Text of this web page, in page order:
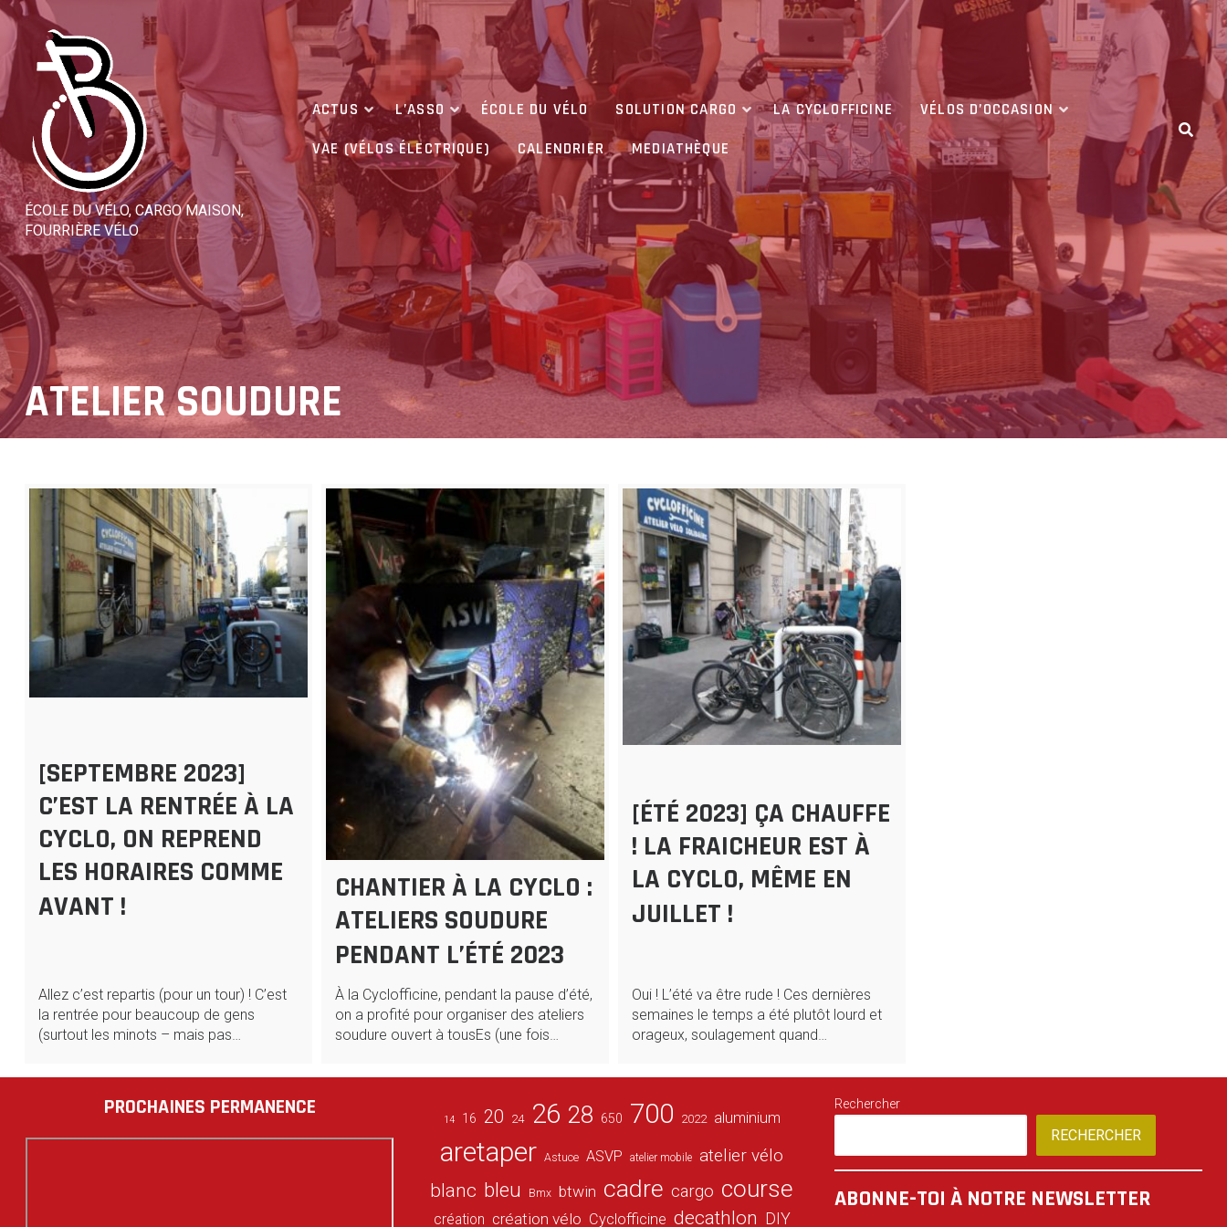
Skip
content
ÉCOLE DU VÉLO, CARGO MAISON,
FOURRIÈRE VÉLO
ACTUS L’ASSO ÉCOLE DU VÉLO SOLUTION CARGO LA CYCLOFFICINE
VÉLOS D’OCCASION
VAE (VÉLOS ÉLECTRIQUE)
CALENDRIER MEDIATHÈQUE
ATELIER SOUDURE
[SEPTEMBRE 2023]
C’EST LA RENTRÉE À LA
CYCLO, ON REPREND
LES HORAIRES COMME
AVANT !
Allez c’est repartis (pour un tour) ! C’est
la rentrée pour beaucoup de gens
(surtout les minots – mais pas…
CHANTIER À LA CYCLO :
ATELIERS SOUDURE
PENDANT L’ÉTÉ 2023
À la Cyclofficine, pendant la pause d’été,
on a profité pour organiser des ateliers
soudure ouvert à tousEs (une fois…
[ÉTÉ 2023] ÇA CHAUFFE
! LA FRAICHEUR EST À
LA CYCLO, MÊME EN
JUILLET !
Oui ! L’été va être rude ! Ces dernières
semaines le temps a été plutôt lourd et
orageux, soulagement quand…
PROCHAINES PERMANENCE 14 16 20 24 26 28 650 700 2022 aluminium
aretaper Astuce ASVP atelier mobile atelier vélo
blanc bleu Bmx btwin cadre cargo course
création création vélo Cyclofficine decathlon DIY
Rechercher
RECHERCHER
ABONNE-TOI À NOTRE NEWSLETTER